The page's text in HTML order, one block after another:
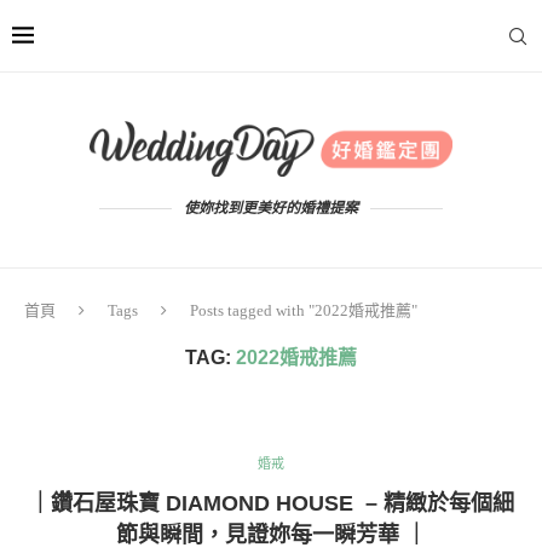
使妳找到更美好的婚禮提案
首頁 Tags Posts tagged with "2022婚戒推薦"
TAG: 2022婚戒推薦
婚戒
｜鑽石屋珠寶 DIAMOND HOUSE – 精緻於每個細
節與瞬間，見證妳每一瞬芳華 ｜